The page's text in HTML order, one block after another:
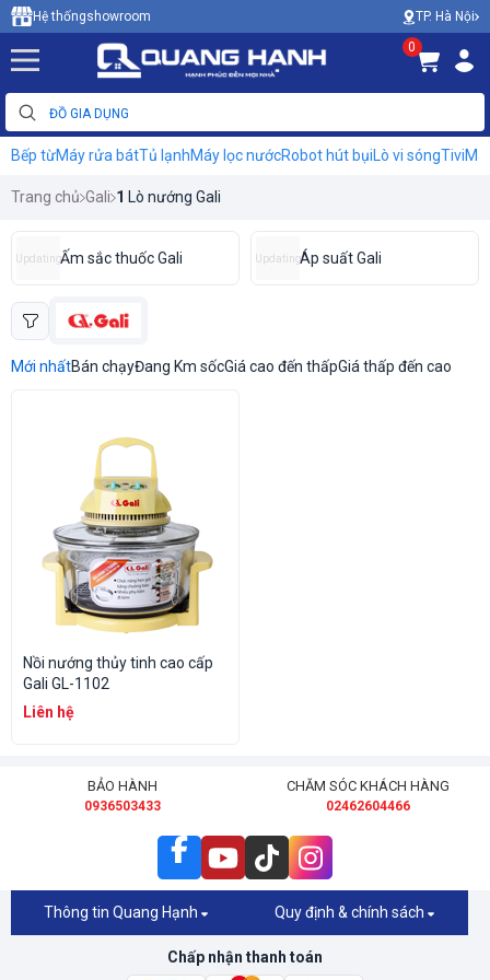
Hệ thốngshowroom TP. Hà Nội
0
Bếp từMáy rửa bátTủ lạnhMáy lọc nướcRobot hút bụiLò vi sóngTivi
Trang chủ Gali 1 Lò nướng Gali
UpdatingẤm sắc thuốc Gali UpdatingÁp suất Gali
Mới nhấtBán chạyĐang Km sốcGiá cao đến thấpGiá thấp đến cao
Nồi nướng thủy tinh cao cấp
Gali GL-1102
Liên hệ
BẢO HÀNH
0936503433
CHĂM SÓC KHÁCH HÀNG
02462604466
Thông tin Quang Hạnh Quy định & chính sách
Chấp nhận thanh toán